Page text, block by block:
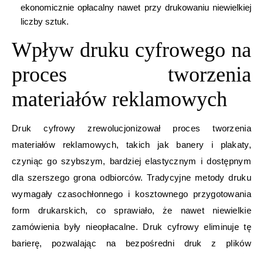
ekonomicznie opłacalny nawet przy drukowaniu niewielkiej
liczby sztuk.
Wpływ druku cyfrowego na
proces tworzenia
materiałów reklamowych
Druk cyfrowy zrewolucjonizował proces tworzenia
materiałów reklamowych, takich jak banery i plakaty,
czyniąc go szybszym, bardziej elastycznym i dostępnym
dla szerszego grona odbiorców. Tradycyjne metody druku
wymagały czasochłonnego i kosztownego przygotowania
form drukarskich, co sprawiało, że nawet niewielkie
zamówienia były nieopłacalne. Druk cyfrowy eliminuje tę
barierę, pozwalając na bezpośredni druk z plików